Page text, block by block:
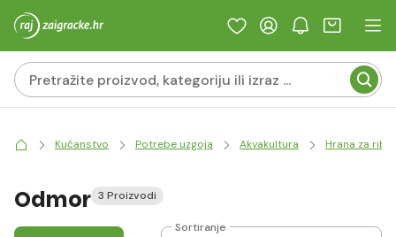
Kućanstvo Potrebe uzgoja Akvakultura Hrana za ribe
Odmor 3 Proizvodi
Sortiranje